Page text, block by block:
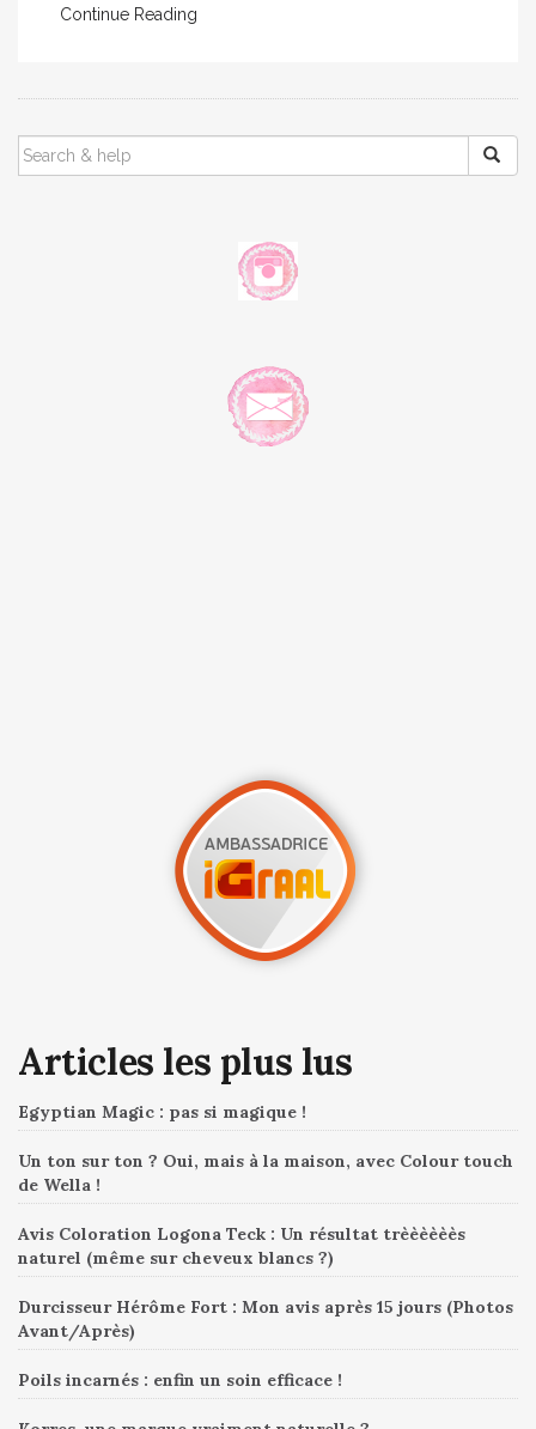
Continue Reading
SEARCH
FOR:
Articles les plus lus
Egyptian Magic : pas si magique !
Un ton sur ton ? Oui, mais à la maison, avec Colour touch
de Wella !
Avis Coloration Logona Teck : Un résultat trèèèèèès
naturel (même sur cheveux blancs ?)
Durcisseur Hérôme Fort : Mon avis après 15 jours (Photos
Avant/Après)
Poils incarnés : enfin un soin efficace !